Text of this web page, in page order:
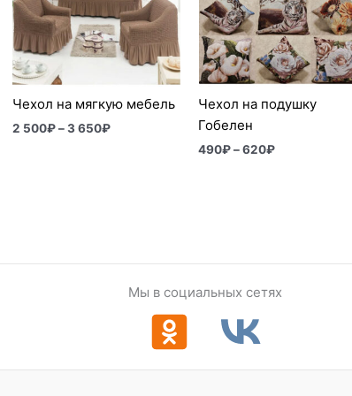
Чехол на мягкую мебель
2 500₽ – 3 650₽
650₽
Чехол на подушку
Гобелен
490₽ – 620₽
Мы в социальных сетях